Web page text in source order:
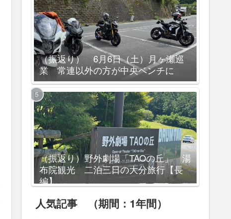
（振返り） 6月6日（土）月ヶ瀬巡
業 常連以外の方が中央ベンチに
（振返り）野外劇場「TAOの丘」 湯
布院観光 二泊三日の大分旅行【長
編】
人気記事 （期間：1年間）